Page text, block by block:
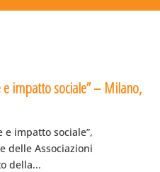
impatto sociale” – Milano,
impatto sociale”,
delle Associazioni
della...